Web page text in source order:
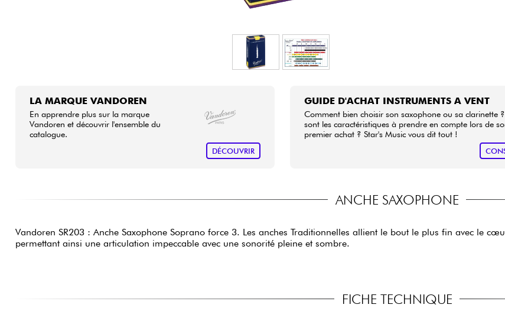
LA MARQUE VANDOREN
En apprendre plus sur la marque
Vandoren et découvrir l'ensemble du
catalogue.
DÉCOUVRIR
GUIDE D'ACHAT INSTRUMENTS A VENT
Comment bien choisir son saxophone ou sa clarinette
sont les caractéristiques à prendre en compte lors de
premier achat ? Star's Music vous dit tout !
ANCHE SAXOPHONE
Vandoren SR203: Anche Saxophone Soprano force 3. Les anches Traditionnelles allient le bout le plus fin avec le
permettant ainsi une articulation impeccable avec une sonorité pleine et sombre.
FICHE TECHNIQUE